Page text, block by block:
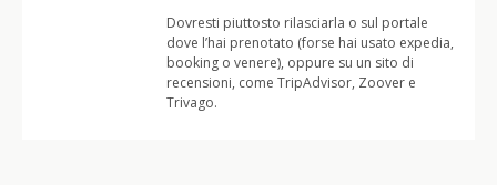
Dovresti piuttosto rilasciarla o sul portale
dove l’hai prenotato (forse hai usato expedia,
booking o venere), oppure su un sito di
recensioni, come TripAdvisor, Zoover e
Trivago.